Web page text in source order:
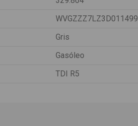
WVGZZZ7LZ3D011499
Gris
Gasóleo
TDI R5